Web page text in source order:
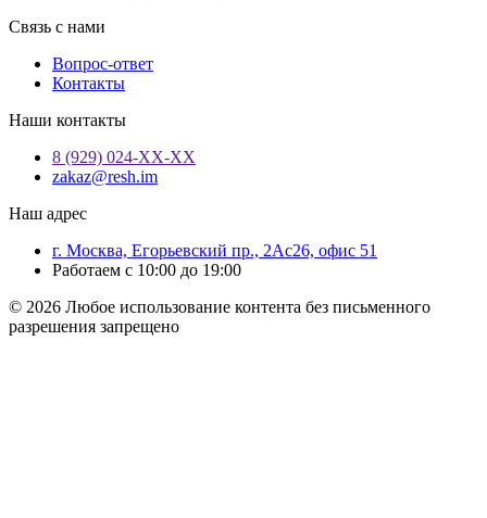
Связь с нами
Вопрос-ответ
Контакты
Наши контакты
8 (929) 024-ХХ-ХХ
zakaz@resh.im
Наш адрес
г. Москва, Егорьевский пр., 2Ас26, офис 51
Работаем с 10:00 до 19:00
© 2026 Любое использование контента без письменного
разрешения запрещено